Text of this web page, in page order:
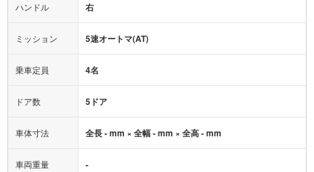
ヒルディセントコントロール
オートマチックハイビーム
ハンドル 右
ミッション 5速オートマ(AT)
乗車定員 4名
ドア数 5ドア
車体寸法 全長 - mm × 全幅 - mm × 全高 - mm
車両重量 -